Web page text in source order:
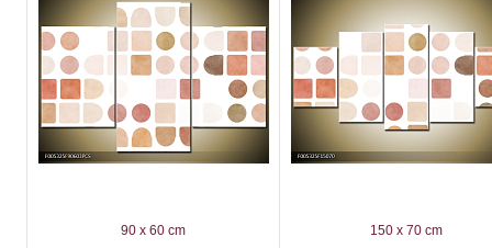
90 x 60 cm 150 x 70 cm